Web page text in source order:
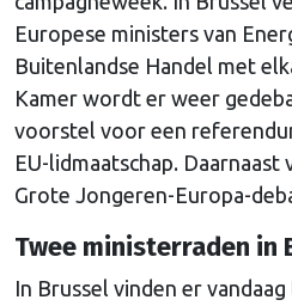
Europese ministers van
Buitenlandse Handel met
Kamer wordt er weer
voorstel voor een
EU-lidmaatschap.
Grote Jongeren-Europa-
Twee ministerraden in
In Brussel vinden er